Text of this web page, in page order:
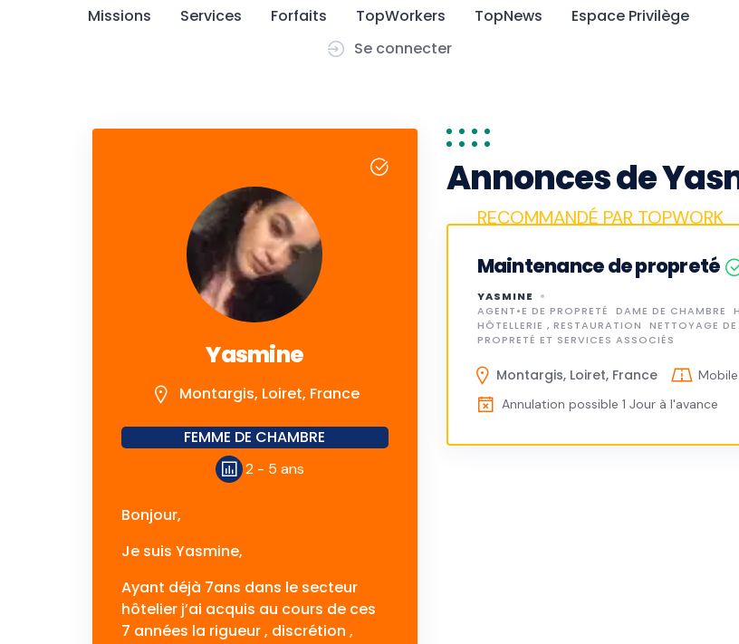
Missions Services Forfaits TopWorkers TopNews
Espace Privilège
Se connecter
Yasmine
Montargis, Loiret, France
FEMME DE CHAMBRE
2 - 5 ans
Bonjour,
Je suis Yasmine,
Ayant déjà 7ans dans le secteur
hôtelier j’ai acquis au cours de ces
7 années la rigueur , discrétion ,
Annonces de
Maintenance de propreté
YASMINE
AGENT•E DE PROPRETÉ
DAME DE CHAMBRE
HÔTELLERIE , RESTAURATION
NETTOYAGE
PROPRETÉ ET SERVICES ASSOCIÉS
Montargis, Loiret, France
Annulation possible 1 Jour à l'avance